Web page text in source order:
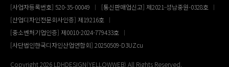
[사업자등록번호] 520-35-00049
[통신판매업신고] 제2021-성남중원-0328호
[산업디자인전문회사인증] 제19216호
[중소벤처기업인증] 제0010-2024-779433호
[사단법인한국디자인산업연합회] 20250509-D3UZcu
Copyright 2026 LDHDESIGN(YELLOWWEB) All Rights Reserved.